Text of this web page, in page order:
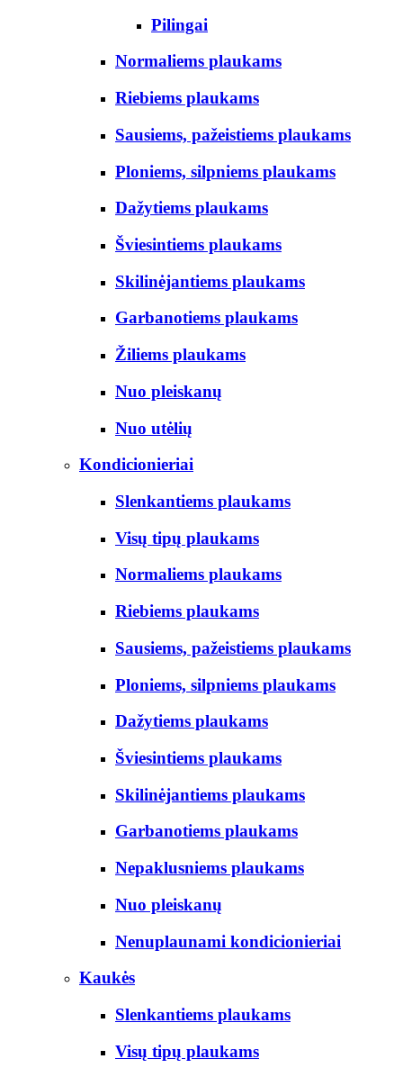
Pilingai
Normaliems plaukams
Riebiems plaukams
Sausiems, pažeistiems plaukams
Ploniems, silpniems plaukams
Dažytiems plaukams
Šviesintiems plaukams
Skilinėjantiems plaukams
Garbanotiems plaukams
Žiliems plaukams
Nuo pleiskanų
Nuo utėlių
Kondicionieriai
Slenkantiems plaukams
Visų tipų plaukams
Normaliems plaukams
Riebiems plaukams
Sausiems, pažeistiems plaukams
Ploniems, silpniems plaukams
Dažytiems plaukams
Šviesintiems plaukams
Skilinėjantiems plaukams
Garbanotiems plaukams
Nepaklusniems plaukams
Nuo pleiskanų
Nenuplaunami kondicionieriai
Kaukės
Slenkantiems plaukams
Visų tipų plaukams